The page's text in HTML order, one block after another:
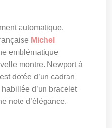
automatique,
Michel
emblématique
montre. Newport à
dotée d’un cadran
d’un bracelet
note d’élégance.